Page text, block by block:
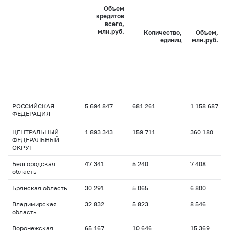
Объем
кредитов
всего,
млн.руб.
Количество,
единиц
Объем,
млн.руб.
РОССИЙСКАЯ
ФЕДЕРАЦИЯ
5 694 847 681 261 1 158 687
ЦЕНТРАЛЬНЫЙ
ФЕДЕРАЛЬНЫЙ
ОКРУГ
1 893 343 159 711 360 180
Белгородская
область
47 341 5 240 7 408
Брянская область 30 291 5 065 6 800
Владимирская
область
32 832 5 823 8 546
Воронежская
65 167 10 646 15 369